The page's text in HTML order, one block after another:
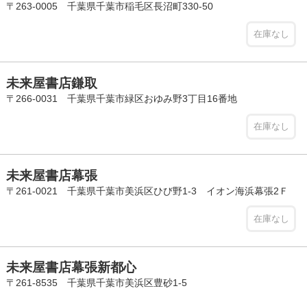
〒263-0005 千葉県千葉市稲毛区長沼町330-50
在庫なし
未来屋書店鎌取
〒266-0031 千葉県千葉市緑区おゆみ野3丁目16番地
在庫なし
未来屋書店幕張
〒261-0021 千葉県千葉市美浜区ひび野1-3 イオン海浜幕張2Ｆ
在庫なし
未来屋書店幕張新都心
〒261-8535 千葉県千葉市美浜区豊砂1-5